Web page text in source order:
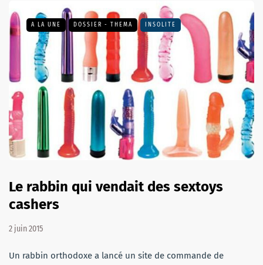
A LA UNE DOSSIER - THEMA INSOLITE
Le rabbin qui vendait des sextoys
cashers
2 juin 2015
Un rabbin orthodoxe a lancé un site de commande de